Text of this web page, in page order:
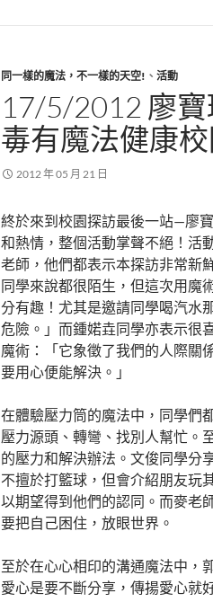
同一樣的魔法，不一樣的天空! 、 活動
17/5/2012 廖
毒有魔法健康
2012 年 05 月 21 日
終於來到校園探訪最後一站—廖
和熱情，整個活動掌聲不絕！活
老師，他們都表示本探訪非常新
同學來說都很陌生，但這次用魔
分有趣！尤其是邀請同學喝汽水
危險。」而鍾婼垚同學亦表示很
魔術：「它象徵了我們的人際關
要用心便能解決。」
在體驗壓力筒的魔法中，同學們
壓力源頭、轉彎、找別人幫忙。
的壓力和解決辦法。文俊同學分
不擅於打籃球，但會介紹朋友玩
以期望得到他們的認同。而麥老
要把自己困住，放眼世界。
至於在心心相印的溝通魔法中，
愛心是要不斷分享，傳揚愛心就